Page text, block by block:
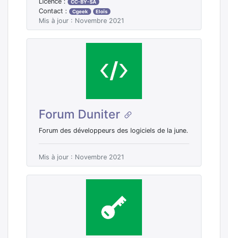
CC-BY-SA
Contact : Cgeek Eloïs
Mis à jour : Novembre 2021
Forum Duniter
Forum des développeurs des logiciels de la june.
Mis à jour : Novembre 2021